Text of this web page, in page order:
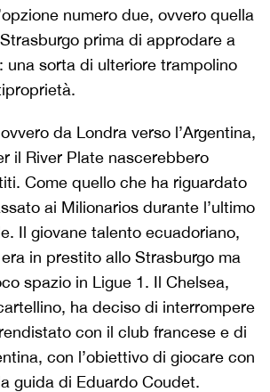
numero due, ovvero quella
prima di approdare a
una sorta di ulteriore trampolino
da Londra verso l’Argentina,
il River Plate nascerebbero
Come quello che ha riguardato
ai Milionarios durante l’ultimo
Il giovane talento ecuadoriano,
in prestito allo Strasburgo ma
spazio in Ligue 1. Il Chelsea,
ha deciso di interrompere
con il club francese e di
con l’obiettivo di giocare con
guida di Eduardo Coudet.